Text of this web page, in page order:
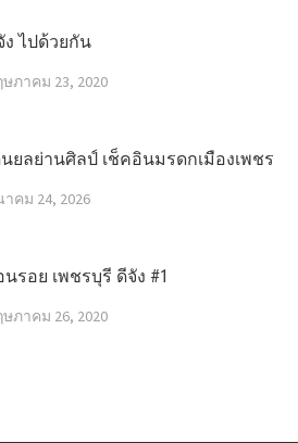
ง ไปด้วยกัน
ภาคม 23, 2020
นยลย่านศิลป์ เช็คอินมรดกเมืองเพชร
คม 24, 2026
นรอย เพชรบุรี ดีจัง #1
ภาคม 26, 2020